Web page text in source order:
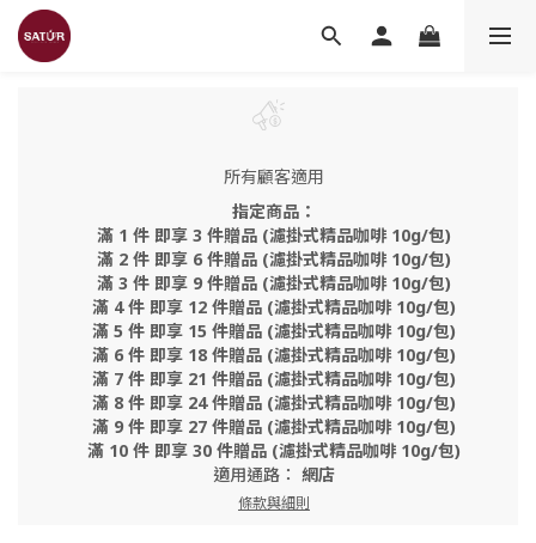
所有顧客適用
指定商品：
滿 1 件 即享 3 件贈品 (濾掛式精品咖啡 10g/包)
滿 2 件 即享 6 件贈品 (濾掛式精品咖啡 10g/包)
滿 3 件 即享 9 件贈品 (濾掛式精品咖啡 10g/包)
滿 4 件 即享 12 件贈品 (濾掛式精品咖啡 10g/包)
滿 5 件 即享 15 件贈品 (濾掛式精品咖啡 10g/包)
滿 6 件 即享 18 件贈品 (濾掛式精品咖啡 10g/包)
滿 7 件 即享 21 件贈品 (濾掛式精品咖啡 10g/包)
滿 8 件 即享 24 件贈品 (濾掛式精品咖啡 10g/包)
滿 9 件 即享 27 件贈品 (濾掛式精品咖啡 10g/包)
滿 10 件 即享 30 件贈品 (濾掛式精品咖啡 10g/包)
適用通路： 網店
條款與細則